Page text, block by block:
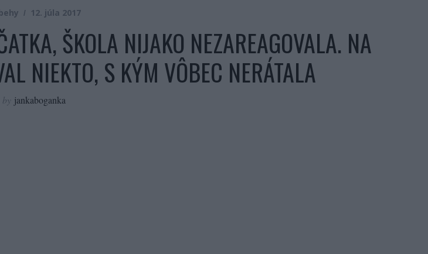
12. júla 2017
ŠKOLA NIJAKO NEZAREAGOVALA. NA
NIEKTO, S KÝM VÔBEC NERÁTALA
by jankaboganka